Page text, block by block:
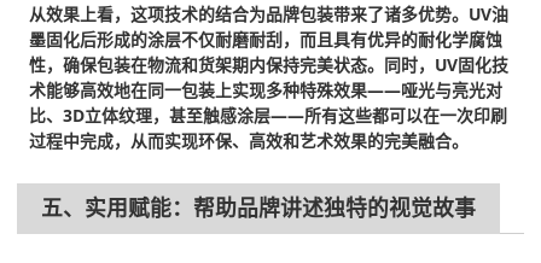
从效果上看，这项技术的结合为品牌包装带来了诸多优势。UV油
墨固化后形成的涂层不仅耐磨耐刮，而且具有优异的耐化学腐蚀
性，确保包装在物流和货架期内保持完美状态。同时，UV固化技
术能够高效地在同一包装上实现多种特殊效果——哑光与亮光对
比、3D立体纹理，甚至触感涂层——所有这些都可以在一次印刷
过程中完成，从而实现环保、高效和艺术效果的完美融合。
五、实用赋能：帮助品牌讲述独特的视觉故事